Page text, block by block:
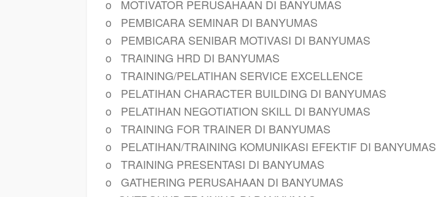
o
MOTIVATOR PERUSAHAAN DI BANYUMAS
o
PEMBICARA SEMINAR DI BANYUMAS
o
PEMBICARA SENIBAR MOTIVASI DI BANYUMAS
o
TRAINING HRD DI BANYUMAS
o
TRAINING/PELATIHAN SERVICE EXCELLENCE
o
PELATIHAN CHARACTER BUILDING DI BANYUMAS
o
PELATIHAN NEGOTIATION SKILL DI BANYUMAS
o
TRAINING FOR TRAINER DI BANYUMAS
o
PELATIHAN/TRAINING KOMUNIKASI EFEKTIF DI BANYUMAS
o
TRAINING PRESENTASI DI BANYUMAS
o
GATHERING PERUSAHAAN DI BANYUMAS